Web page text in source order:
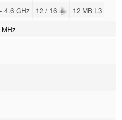
4.6 GHz 12 / 16 12 MB L3